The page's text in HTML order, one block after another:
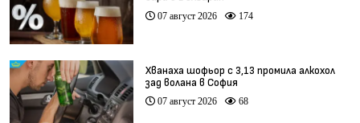
07 август 2026 174
Хванаха шофьор с 3,13 промила алкохол
зад волана в София
07 август 2026 68